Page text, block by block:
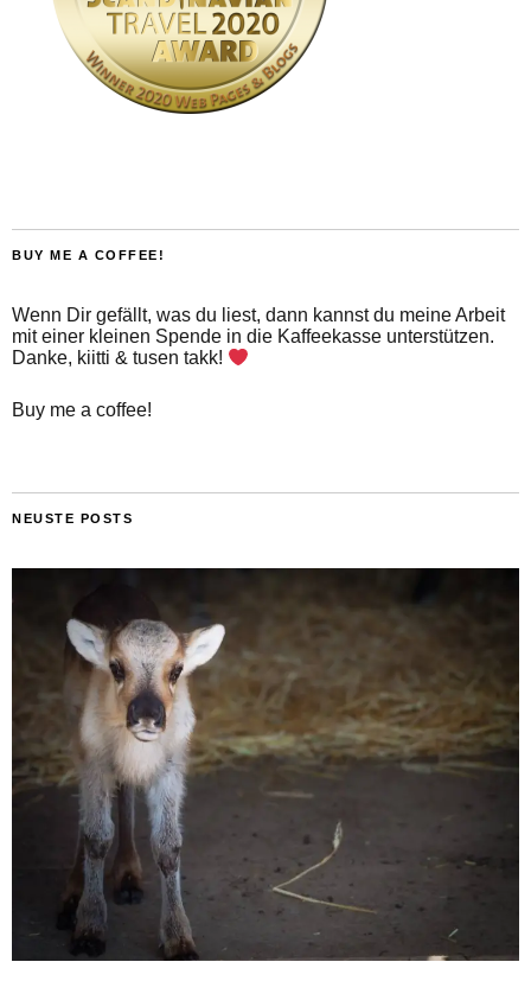
BUY ME A COFFEE!
Wenn Dir gefällt, was du liest, dann kannst du meine Arbeit
mit einer kleinen Spende in die Kaffeekasse unterstützen.
Danke, kiitti & tusen takk!
Buy me a coffee!
NEUSTE POSTS